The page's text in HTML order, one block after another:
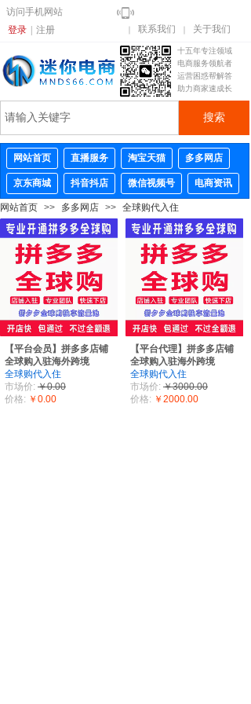
访问手机网站
登录
注册 联系我们 关于我们
十五年专注领域
电商服务领航者
运营困惑帮解答
助力商家速成长
搜索
网站首页 直播服务 淘宝天猫 多多网店
京东商城 抖音抖店 微信视频号 电商资讯
网站首页 >> 多多网店 >> 全球购代入住
【平台会员】拼多多店铺
全球购入驻海外跨境
全球购代入住
市场价: ￥0.00
价格: ￥0.00
【平台代理】拼多多店铺
全球购入驻海外跨境
全球购代入住
市场价: ￥3000.00
价格: ￥2000.00